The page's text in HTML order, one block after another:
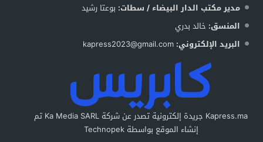
مدير مكتب الدار البيضاء / سطات: بوعتا رشيد
المنسق: خالد بدري
البريد الإلكتروني: kapress2023@gmail.com
Kapress.ma جريدة إلكترونية تصدر عن شركة Ka Media SARL تم
إنشاء الموقع بواسطة Technopek